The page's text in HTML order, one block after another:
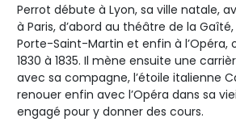
Perrot débute à Lyon, sa ville natale,
à Paris, d’abord au théâtre de la
Porte-Saint-Martin et enfin à l’Opéra,
1830 à 1835. Il mène ensuite une
avec sa compagne, l’étoile italienne
renouer enfin avec l’Opéra dans sa
engagé pour y donner des cours.